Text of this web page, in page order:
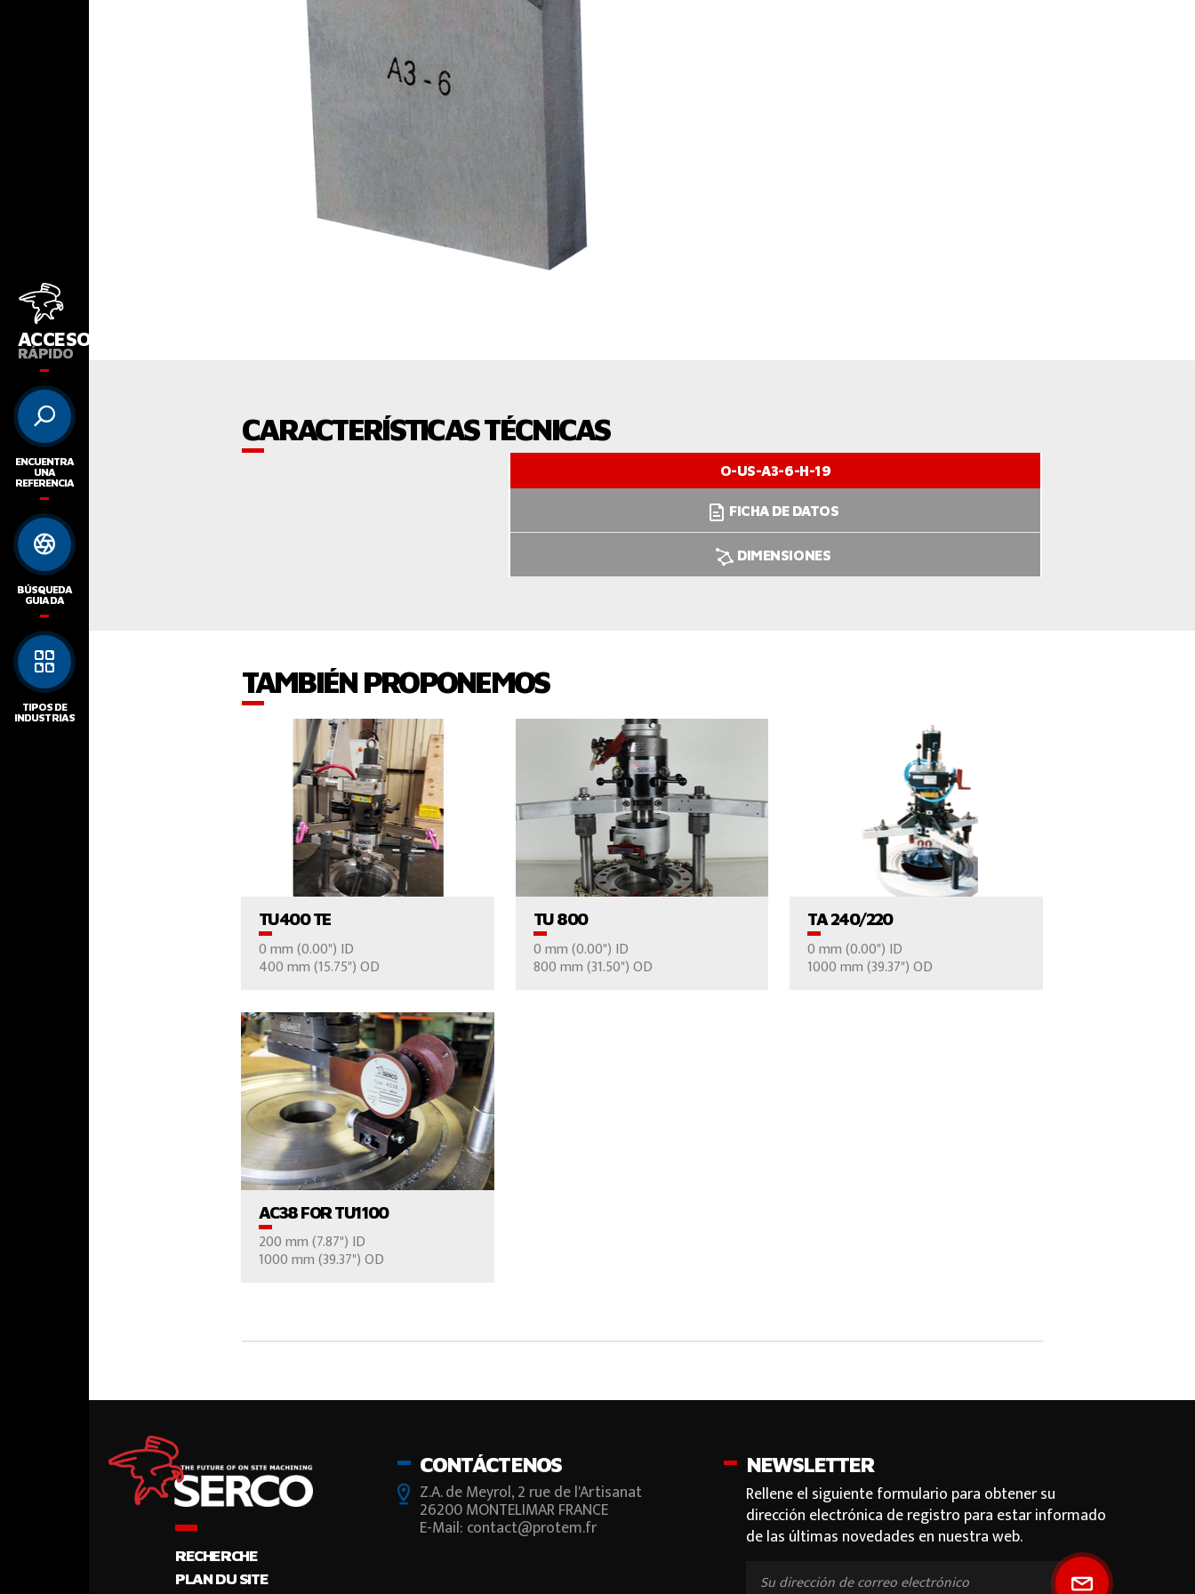
ACCESO
RÁPIDO
ENCUENTRA
UNA
REFERENCIA
BÚSQUEDA
GUIADA
TIPOS DE
INDUSTRIAS
CARACTERÍSTICAS TÉCNICAS
O-US-A3-6-H-19
FICHA DE DATOS
DIMENSIONES
TAMBIÉN PROPONEMOS
TU400 TE
0 mm (0.00") ID
400 mm (15.75") OD
VER EL PRODUCTO
CONTÁCTENOS
TU 800
0 mm (0.00") ID
800 mm (31.50") OD
VER EL PRODUCTO
CONTÁCTENOS
TA 240/220
0 mm (0.00") ID
1000 mm (39.37") OD
VER EL PRODUCTO
CONTÁCTENOS
AC38 FOR TU1100
200 mm (7.87") ID
1000 mm (39.37") OD
VER EL PRODUCTO
CONTÁCTENOS
RECHERCHE
PLAN DU SITE
CONTÁCTENOS
Z.A. de Meyrol, 2 rue de l'Artisanat
26200 MONTELIMAR FRANCE
E-Mail: contact@protem.fr
NEWSLETTER
Rellene el siguiente formulario para obtener su
dirección electrónica de registro para estar informado
de las últimas novedades en nuestra web.